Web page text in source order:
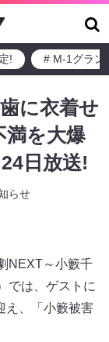
! # M-1グラン
に衣着せ
満を大爆
日放送!
らせ
NEXT～小籔千
では、ゲストに
え、「小籔被害